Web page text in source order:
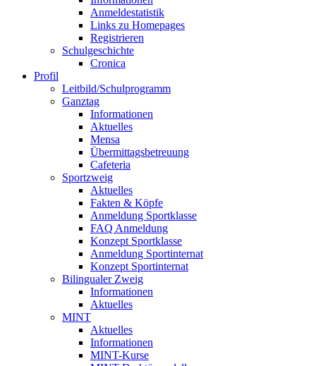
Anmeldestatistik
Links zu Homepages
Registrieren
Schulgeschichte
Cronica
Profil
Leitbild/Schulprogramm
Ganztag
Informationen
Aktuelles
Mensa
Übermittagsbetreuung
Cafeteria
Sportzweig
Aktuelles
Fakten & Köpfe
Anmeldung Sportklasse
FAQ Anmeldung
Konzept Sportklasse
Anmeldung Sportinternat
Konzept Sportinternat
Bilingualer Zweig
Informationen
Aktuelles
MINT
Aktuelles
Informationen
MINT-Kurse